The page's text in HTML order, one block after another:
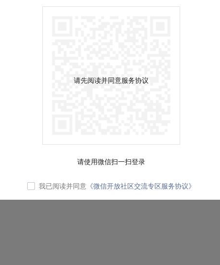
请先阅读并同意服务协议
请使用微信扫一扫登录
我已阅读并同意 《微信开放社区交流专区服务协议》